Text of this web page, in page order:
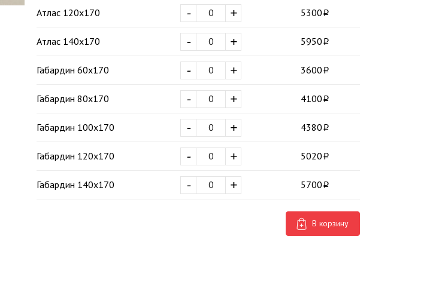
Атлас 120х170 +
- 5300
Атлас 140х170 +
- 5950
Габардин 60х170 +
- 3600
Габардин 80х170 +
- 4100
Габардин 100х170 +
- 4380
Габардин 120х170 +
- 5020
Габардин 140х170 +
- 5700
В корзину